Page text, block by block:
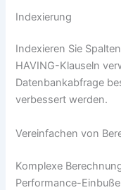
Indexierung
Indexieren Sie
HAVING-Klauseln
Datenbankabfrage
verbessert werden.
Vereinfachen von
Komplexe
Performance-